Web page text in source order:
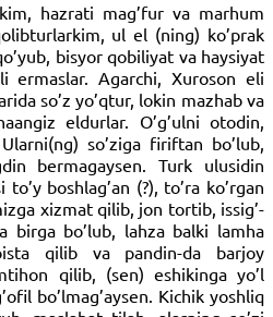
hazrati mag’fur va marhum
ul el (ning) ko’prak
bisyor qobiliyat va haysiyat
ermaslar. Agarchi, Xuroson eli
so’z yo’qtur, lokin mazhab va
eldurlar. O’g’ulni otodin,
so’ziga firiftan bo’lub,
bermagaysen. Turk ulusidin
boshlag’an (?), to’ra ko’rgan
xizmat qilib, jon tortib, issig’-
birga bo’lub, lahza balki lamha
qilib va pandin-da barjoy
qilib, (sen) eshikinga yo’l
bo’lmag’aysen. Kichik yoshliq